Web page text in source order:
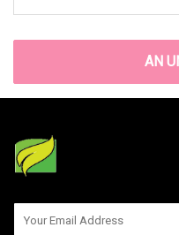
AN